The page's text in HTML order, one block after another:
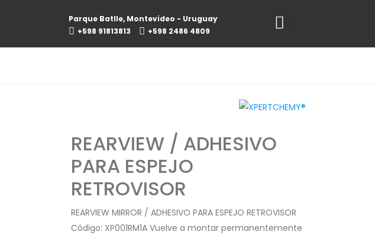
Parque Batlle, Montevideo - Uruguay
+598 91813813
+598 2486 4809
REARVIEW / ADHESIVO
PARA ESPEJO
RETROVISOR
REARVIEW MIRROR / ADHESIVO PARA ESPEJO RETROVISOR
Código: XP001RM1A Vuelve a montar permanentemente